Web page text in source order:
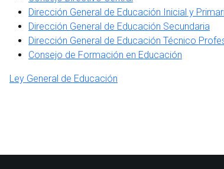
Dirección General de Educación Inicial y
Dirección General de Educación Secundaria
Dirección General de Educación Técnico
Consejo de Formación en Educación
Ley General de Educación